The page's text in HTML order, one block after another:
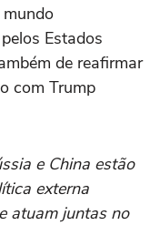
Estados
de reafirmar
com Trump
e China estão
externa
atuam juntas no